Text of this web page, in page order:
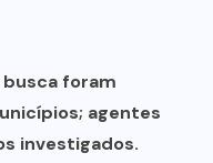
busca foram
agentes
investigados.